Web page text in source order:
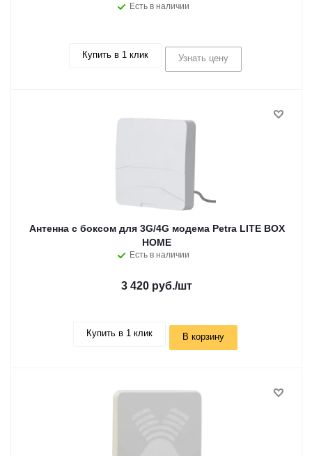
Есть в наличии
Купить в 1 клик Узнать цену
Антенна с боксом для 3G/4G модема Petra LITE BOX
HOME
Есть в наличии
3 420 руб./шт
Купить в 1 клик В корзину